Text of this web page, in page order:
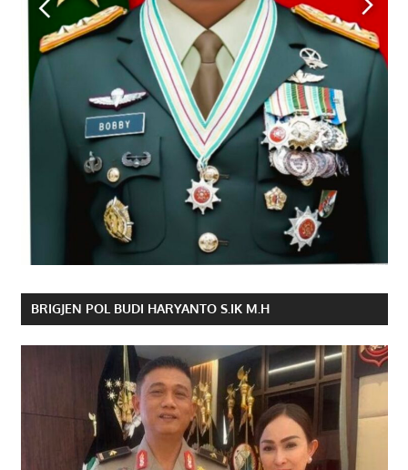
BRIGJEN POL BUDI HARYANTO S.IK M.H